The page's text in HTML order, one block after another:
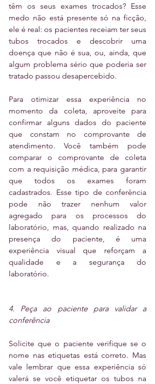
têm os seus exames trocados? Esse
medo não está presente só na ficção,
ele é real: os pacientes receiam ter seus
tubos trocados e descobrir uma
doença que não é sua, ou, ainda, que
algum problema sério que poderia ser
tratado passou desapercebido.
Para otimizar essa experiência no
momento da coleta, aproveite para
confirmar alguns dados do paciente
que constam no comprovante de
atendimento. Você também pode
comparar o comprovante de coleta
com a requisição médica, para garantir
que todos os exames foram
cadastrados. Esse tipo de conferência
pode não trazer nenhum valor
agregado para os processos do
laboratório, mas, quando realizado na
presença do paciente, é uma
experiência visual que reforçam a
qualidade e a segurança do
laboratório.
4. Peça ao paciente para validar a
conferência
Solicite que o paciente verifique se o
nome nas etiquetas está correto. Mas
vale lembrar que essa experiência só
valerá se você etiquetar os tubos na